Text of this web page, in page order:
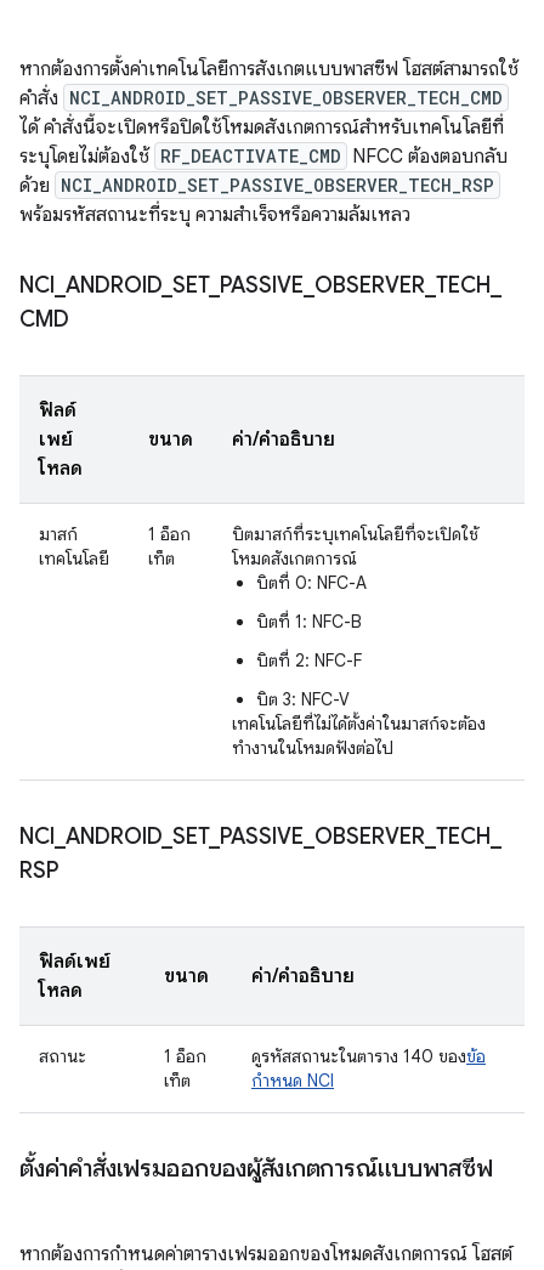
หากต้องการตั้งค่าเทคโนโลยีการสังเกตแบบพาสซีฟ โฮสต์สามารถใช้
คำสั่ง NCI_ANDROID_SET_PASSIVE_OBSERVER_TECH_CMD
ได้ คำสั่งนี้จะเปิดหรือปิดใช้โหมดสังเกตการณ์สำหรับเทคโนโลยีที่
ระบุโดยไม่ต้องใช้ RF_DEACTIVATE_CMD NFCC ต้องตอบกลับ
ด้วย NCI_ANDROID_SET_PASSIVE_OBSERVER_TECH_RSP
พร้อมรหัสสถานะที่ระบุ ความสําเร็จหรือความล้มเหลว
NCI ANDROID SET_ PASSIVE OBSERVER TECH
CMD
ฟิลด์
เพย์
โหลด
ขนาด ค่า/คำอธิบาย
มาสก์
เทคโนโลยี
1 อ็อก
เท็ต
บิตมาสก์ที่ระบุเทคโนโลยีที่จะเปิดใช้
โหมดสังเกตการณ์
บิตที่ 0: NFC-A
บิตที่ 1: NFC-B
บิตที่ 2: NFC-F
บิต 3: NFC-V
เทคโนโลยีที่ไม่ได้ตั้งค่าในมาสก์จะต้อง
ทำงานในโหมดฟังต่อไป
NCI ANDROID SET_ PASSIVE OBSERVER TECH
RSP
ฟิลด์เพย์
โหลด
ขนาด ค่า/คำอธิบาย
สถานะ
1 อ็อก
เท็ต
ดูรหัสสถานะในตาราง 140 ของข้อ
กำหนด NCI
ตั้งค่าคำสั่งเฟรมออกของผู้สังเกตการณ์แบบพาสซีฟ
หากต้องการกำหนดค่าตารางเฟรมออกของโหมดสังเกตการณ์ โฮสต์